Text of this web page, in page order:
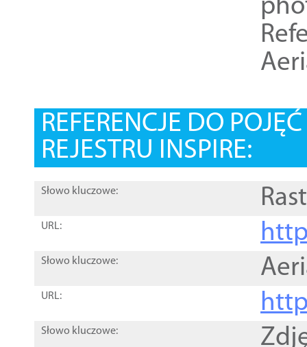
REFERENCJE DO
REJESTRU INSPIRE:
Słowo kluczowe:
URL:
Słowo kluczowe:
URL:
Słowo kluczowe: